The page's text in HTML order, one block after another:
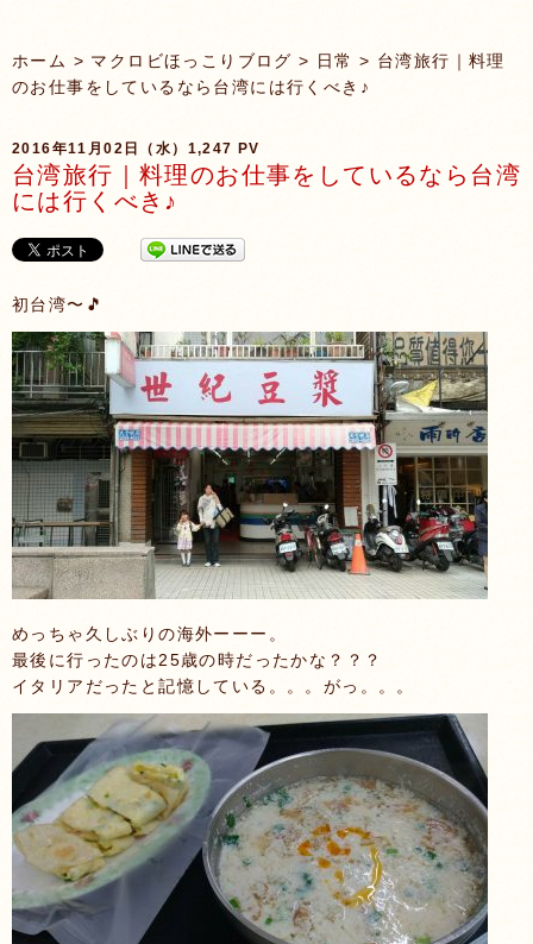
ホーム > マクロビほっこりブログ > 日常 > 台湾旅行｜料理
のお仕事をしているなら台湾には行くべき♪
2016年11月02日（水） 1,247 PV
台湾旅行｜料理のお仕事をしているなら台湾
には行くべき♪
初台湾〜🎵
めっちゃ久しぶりの海外ーーー。
最後に行ったのは25歳の時だったかな？？？
イタリアだったと記憶している。。。がっ。。。